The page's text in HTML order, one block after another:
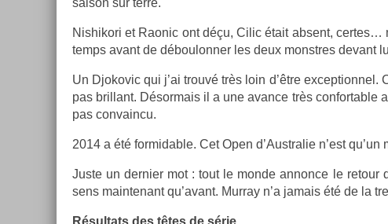
saison sur terre.
Nis­hikori et Raonic ont déçu, Cilic était ab­sent, cer­tes…
temps avant de déboulonn­er les deux monstres de­vant
Un Djokovic qui j’ai trouvé très loin d’être ex­cep­tion­nel.
pas bril­lant. Désor­mais il a une avan­ce très con­fort­able
pas con­vain­cu.
2014 a été for­mid­able. Cet Open d’Australie n’est qu’un
Juste un de­rni­er mot : tout le monde an­non­ce le re­tour
sens main­tenant qu’avant. Mur­ray n’a jamais été de la
Résul­tats des têtes de série